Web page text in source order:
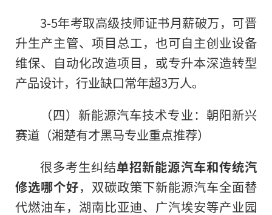
3-5年考取高级技师证书月薪破万，可晋
升生产主管、项目总工，也可自主创业设备
维保、自动化改造项目，或专升本深造转型
产品设计，行业缺口常年超3万人。
（四）新能源汽车技术专业：朝阳新兴
赛道（湘楚有才黑马专业重点推荐）
很多考生纠结单招新能源汽车和传统汽
修选哪个好，双碳政策下新能源汽车全面替
代燃油车，湖南比亚迪、广汽埃安等产业园